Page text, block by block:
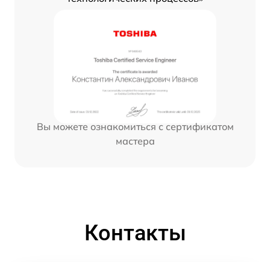
Вы можете ознакомиться с сертификатом
мастера
Контакты